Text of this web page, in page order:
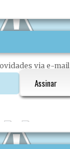
via e-mail